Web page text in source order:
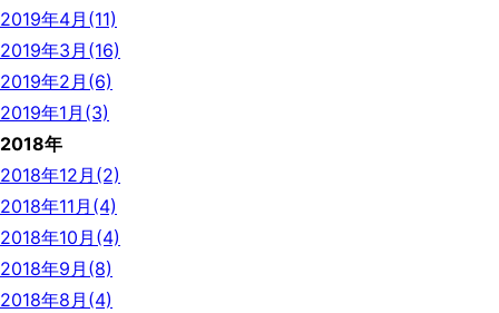
2019年4月(11)
2019年3月(16)
2019年2月(6)
2019年1月(3)
2018年
2018年12月(2)
2018年11月(4)
2018年10月(4)
2018年9月(8)
2018年8月(4)